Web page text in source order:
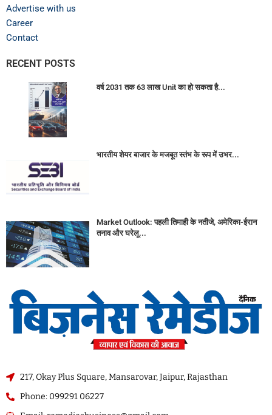
Advertise with us
Career
Contact
RECENT POSTS
वर्ष 2031 तक 63 लाख Unit का हो सकता है...
भारतीय शेयर बाजार के मजबूत स्तंभ के रूप में उभर...
Market Outlook: पहली तिमाही के नतीजे, अमेरिका-ईरान
तनाव और घरेलू...
217, Okay Plus Square, Mansarovar, Jaipur, Rajasthan
Phone: 099291 06227